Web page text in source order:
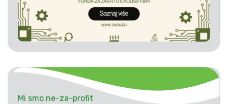
Mi smo ne-za-profit